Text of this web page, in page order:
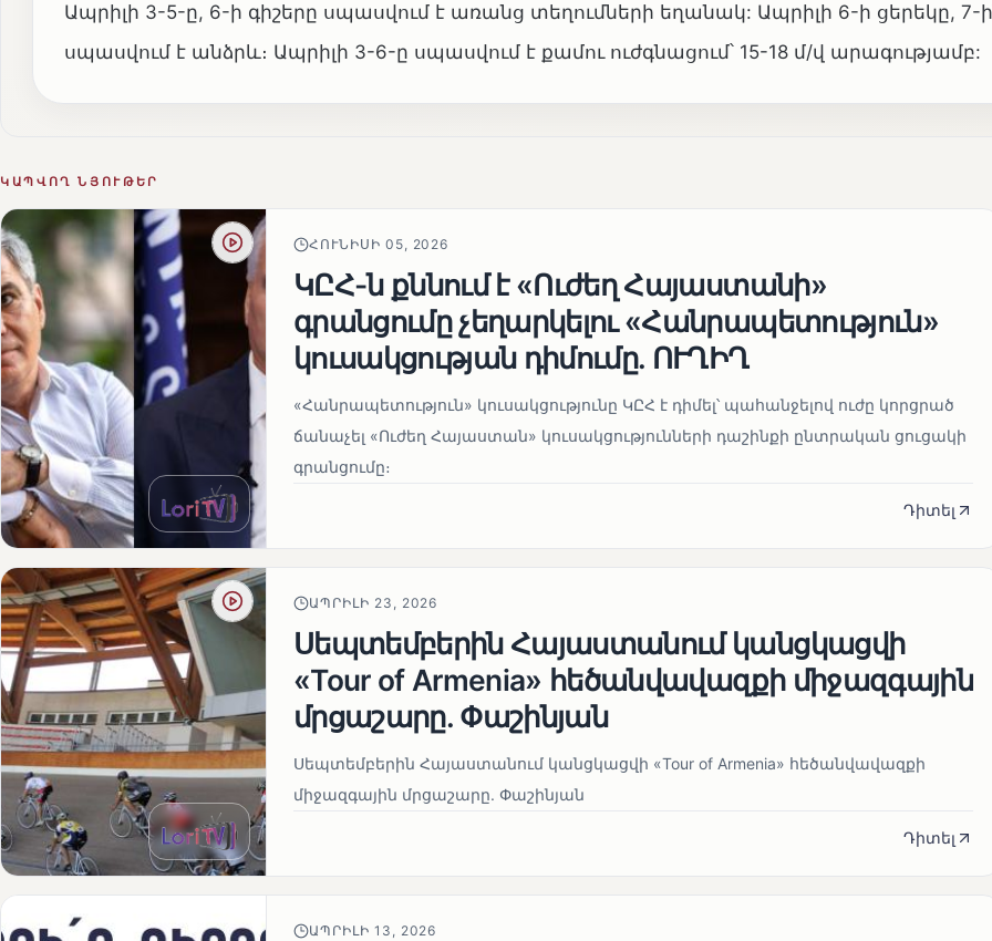
Ապրիլի 3-5-ը, 6-ի գիշերը սպասվում է առանց տեղումների եղանակ: Ապրիլի 6-ի ցերեկը, 7-
սպասվում է անձրև։ Ապրիլի 3-6-ը սպասվում է քամու ուժգնացում՝ 15-18 մ/վ արագությամբ:
ԿԱՊՎՈՂ ՆՅՈՒԹԵՐ
ՀՈՒՆԻՍԻ 05, 2026
ԿԸՀ-ն քննում է «Ուժեղ Հայաստանի»
գրանցումը չեղարկելու «Հանրապետություն»
կուսակցության դիմումը. ՈՒՂԻՂ
«Հանրապետություն» կուսակցությունը ԿԸՀ է դիմել՝ պահանջելով ուժը կորցրած
ճանաչել «Ուժեղ Հայաստան» կուսակցությունների դաշինքի ընտրական ցուցակի
գրանցումը։
Դիտել
ԱՊՐԻԼԻ 23, 2026
Սեպտեմբերին Հայաստանում կանցկացվի
«Tour of Armenia» հեծանվավազքի միջազգային
մրցաշարը. Փաշինյան
Սեպտեմբերին Հայաստանում կանցկացվի «Tour of Armenia» հեծանվավազքի
միջազգային մրցաշարը. Փաշինյան
Դիտել
ԱՊՐԻԼԻ 13, 2026